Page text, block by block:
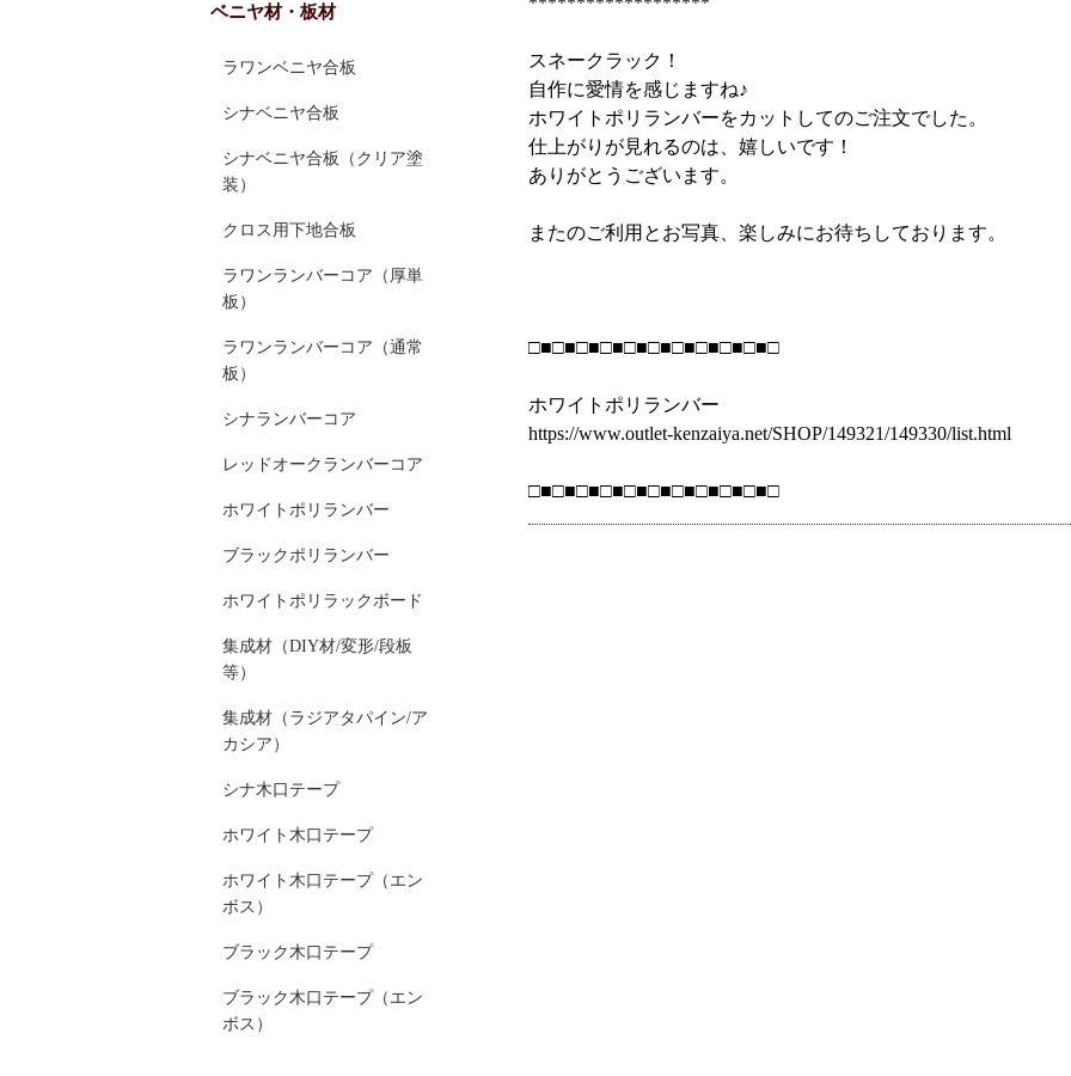
スネークラック！
自作に愛情を感じますね♪
ホワイトポリランバーをカットしてのご注文でした。
仕上がりが見れるのは、嬉しいです！
ありがとうございます。
またのご利用とお写真、楽しみにお待ちしております。
□■□■□■□■□■□■□■□■□■□■□
ホワイトポリランバー
https://www.outlet-kenzaiya.net/SHOP/149321/149330/list.html
□■□■□■□■□■□■□■□■□■□■□
ベニヤ材・板材
ラワンベニヤ合板
シナベニヤ合板
シナベニヤ合板（クリア塗
装）
クロス用下地合板
ラワンランバーコア（厚単
板）
ラワンランバーコア（通常
板）
シナランバーコア
レッドオークランバーコア
ホワイトポリランバー
ブラックポリランバー
ホワイトポリラックボード
集成材（DIY材/変形/段板
等）
集成材（ラジアタパイン/ア
カシア）
シナ木口テープ
ホワイト木口テープ
ホワイト木口テープ（エン
ボス）
ブラック木口テープ
ブラック木口テープ（エン
ボス）